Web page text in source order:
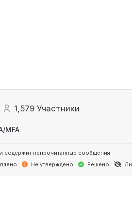
1,579 Участники
MFA
содержит непрочитанные сообщения
Не утверждено Решено